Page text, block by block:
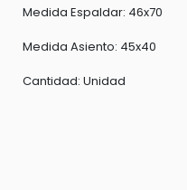
Medida Espaldar: 46x70
Medida Asiento: 45x40
Cantidad: Unidad